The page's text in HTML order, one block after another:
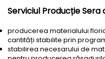
Serviciul Producție
producerea materialului
cantități stabilite prin
stabilirea necesarului de